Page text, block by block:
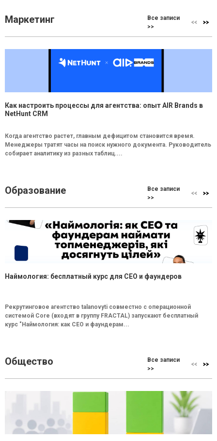
Маркетинг
Все записи
>>
Как настроить процессы для агентства: опыт AIR Brands в
NetHunt CRM
Когда агентство растет, главным дефицитом становится время.
Менеджеры тратят часы на поиск нужного документа. Руководитель
собирает аналитику из разных таблиц....
Образование
Все записи
>>
Наймология: бесплатный курс для CEO и фаундеров
Рекрутинговое агентство talanovyti совместно с операционной
системой Core (входят в группу FRACTAL) запускают бесплатный
курс "Наймология: как СEO и фаундерам...
Общество
Все записи
>>